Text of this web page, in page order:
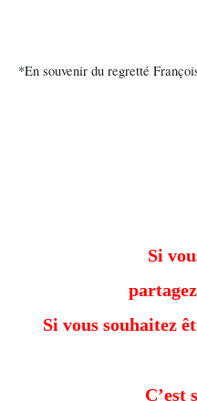
*En souvenir du regretté
Si
Si vous souhaitez
C’est